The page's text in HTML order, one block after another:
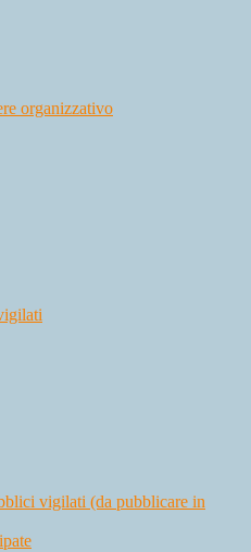
organizzativo
vigilati (da pubblicare in